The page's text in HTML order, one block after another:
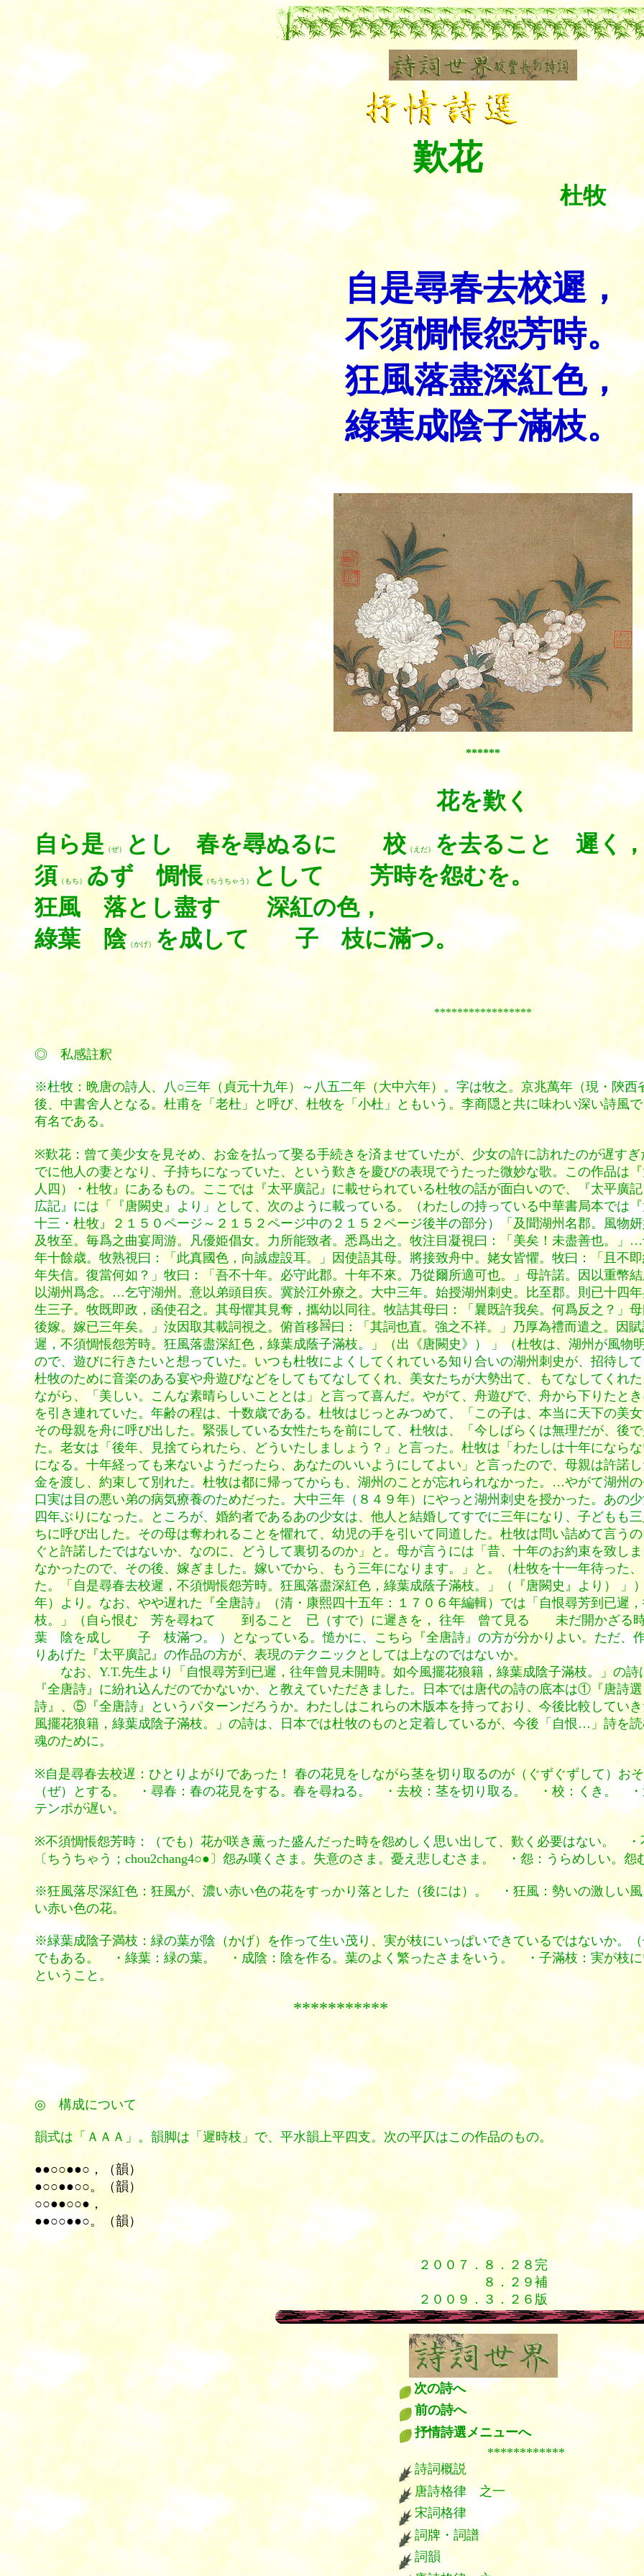
歎花
杜牧
自是尋春去校遲，
不須惆悵怨芳時。
狂風落盡深紅色，
綠葉成陰子滿枝。
******
花を歎く
自ら是（ぜ）とし 春を尋ぬるに 校（えだ）を去ること 遲く
須（もち）ゐず 惆悵（ちうちゃう）として 芳時を怨むを。
狂風 落とし盡す 深紅の色，
綠葉 陰（かげ）を成して 子 枝に滿つ。
*****************
◎ 私感註釈
※杜牧：晩唐の詩人、八○三年（貞元十九年）～八五二年（大中六年）。字は牧之。京兆萬年（現・陝西
後、中書舍人となる。杜甫を「老杜」と呼び、杜牧を「小杜」ともいう。李商隠と共に味わい深い詩風
有名である。
※歎花：曾て美少女を見そめ、お金を払って娶る手続きを済ませていたが、少女の許に訪れたのが遅す
でに他人の妻となり、子持ちになっていた、という歎きを慶びの表現でうたった微妙な歌。この作品は
人四）・杜牧』にあるもの。ここでは『太平廣記』に載せられている杜牧の話が面白いので、『太平廣
広記』には「『唐闕史』より」として、次のように載っている。（わたしの持っている中華書局本では
十三・杜牧』２１５０ページ～２１５２ページ中の２１５２ページ後半の部分）「及聞湖州名郡。風物
及牧至。毎爲之曲宴周游。凡優姫倡女。力所能致者。悉爲出之。牧注目凝視曰：「美矣！未盡善也。」
年十餘歳。牧熟視曰：「此真國色，向誠虚設耳。」因使語其母。將接致舟中。姥女皆懼。牧曰：「且不
年失信。復當何如？」牧曰：「吾不十年。必守此郡。十年不來。乃從爾所適可也。」母許諾。因以重幣
以湖州爲念。…乞守湖州。意以弟頭目疾。冀於江外療之。大中三年。始授湖州刺史。比至郡。則已十四
生三子。牧既即政，函使召之。其母懼其見奪，攜幼以同往。牧詰其母曰：「曩既許我矣。何爲反之？」
後嫁。嫁已三年矣。」汝因取其載詞視之。俯首移
曰：「其詞也直。強之不祥。」乃厚為禮而遣之。因
遲，不須惆悵怨芳時。狂風落盡深紅色，綠葉成蔭子滿枝。」（出《唐闕史》） 」（杜牧は、湖州が風物
ので、遊びに行きたいと想っていた。いつも杜牧によくしてくれている知り合いの湖州刺史が、招待し
杜牧のために音楽のある宴や舟遊びなどをしてもてなしてくれ、美女たちが大勢出て、もてなしてくれ
ながら、「美しい。こんな素晴らしいこととは」と言って喜んだ。やがて、舟遊びで、舟から下りたと
を引き連れていた。年齢の程は、十数歳である。杜牧はじっとみつめて、「この子は、本当に天下の美
その母親を舟に呼び出した。緊張している女性たちを前にして、杜牧は、「今しばらくは無理だが、後
た。老女は「後年、見捨てられたら、どういたしましょう？」と言った。杜牧は「わたしは十年になら
になる。十年経っても来ないようだったら、あなたのいいようにしてよい」と言ったので、母親は許諾
金を渡し、約束して別れた。杜牧は都に帰ってからも、湖州のことが忘れられなかった。…やがて湖州
口実は目の悪い弟の病気療養のためだった。大中三年（８４９年）にやっと湖州刺史を授かった。あの
四年ぶりになった。ところが、婚約者であるあの少女は、他人と結婚してすでに三年になり、子どもも
ちに呼び出した。その母は奪われることを懼れて、幼児の手を引いて同道した。杜牧は問い詰めて言う
ぐと許諾したではないか、なのに、どうして裏切るのか」と。母が言うには「昔、十年のお約束を致し
なかったので、その後、嫁ぎました。嫁いでから、もう三年になります。」と。（杜牧を十一年待った
た。「自是尋春去校遲，不須惆悵怨芳時。狂風落盡深紅色，綠葉成蔭子滿枝。」（『唐闕史』より） 」
年）より。なお、やや遅れた『全唐詩』（清・康熙四十五年：１７０６年編輯）では「自恨尋芳到已遲
枝。」（自ら恨む 芳を尋ねて 到ること 已（すで）に遲きを， 往年 曾て見る 未だ開かざ
葉 陰を成し 子 枝滿つ。 ）となっている。慥かに、こちら『全唐詩』の方が分かりよい。ただ、作
りあげた『太平廣記』の作品の方が、表現のテクニックとしては上なのではないか。
なお、Y.T.先生より「自恨尋芳到已遲，往年曾見未開時。如今風擺花狼籍，綠葉成陰子滿枝。」の詩
『全唐詩』に紛れ込んだのでかないか、と教えていただきました。日本では唐代の詩の底本は①『唐
詩』、⑤『全唐詩』というパターンだろうか。わたしはこれらの木版本を持っており、今後比較してい
風擺花狼籍，綠葉成陰子滿枝。」の詩は、日本では杜牧のものと定着しているが、今後「自恨…」詩を
魂のために。
※自是尋春去校遅：ひとりよがりであった！ 春の花見をしながら茎を切り取るのが（ぐずぐずして）
（ぜ）とする。 ・尋春：春の花見をする。春を尋ねる。 ・去校：茎を切り取る。 ・校：くき。 ・
テンポが遅い。
※不須惆悵怨芳時：（でも）花が咲き薫った盛んだった時を怨めしく思い出して、歎く必要はない。
〔ちうちゃう；chou2chang4○●〕怨み嘆くさま。失意のさま。憂え悲しむさま。 ・怨：うらめしい。
※狂風落尽深紅色：狂風が、濃い赤い色の花をすっかり落とした（後には）。 ・狂風：勢いの激し
い赤い色の花。
※緑葉成陰子満枝：緑の葉が陰（かげ）を作って生い茂り、実が枝にいっぱいできているではないか
でもある。 ・綠葉：緑の葉。 ・成陰：陰を作る。葉のよく繁ったさまをいう。 ・子滿枝：実が枝に
ということ。
***********
◎ 構成について
韻式は「ＡＡＡ」。韻脚は「遲時枝」で、平水韻上平四支。次の平仄はこの作品のもの。
●●○○●●○，（韻）
●○○●●○○。（韻）
○○●●○○●，
●●○○●●○。（韻）
２００７．８．２８完
８．２９補
２００９．３．２６版
漢詩 填詞 詩餘 詩余
次の詩へ
前の詩へ
抒情詩選メニューへ
************
詩詞概説
唐詩格律 之一
宋詞格律
詞牌・詞譜
詞韻